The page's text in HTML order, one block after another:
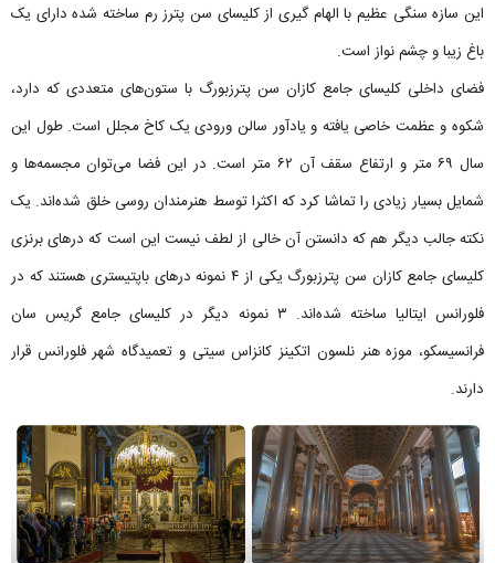
این سازه سنگی عظیم با الهام گیری از کلیسای سن پترز رم ساخته شده دارای یک
باغ زیبا و چشم نواز است.
فضای داخلی کلیسای جامع کازان سن پترزبورگ با ستون‌های متعددی که دارد،
شکوه و عظمت خاصی یافته و یادآور سالن ورودی یک کاخ مجلل است. طول این
سال ۶۹ متر و ارتفاع سقف آن ۶۲ متر است. در این فضا می‌توان مجسمه‌ها و
شمایل بسیار زیادی را تماشا کرد که اکثرا توسط هنرمندان روسی خلق شده‌اند. یک
نکته جالب دیگر هم که دانستن آن خالی از لطف نیست این است که درهای برنزی
کلیسای جامع کازان سن پترزبورگ یکی از ۴ نمونه درهای باپتیستری هستند که در
فلورانس ایتالیا ساخته شده‌اند. ۳ نمونه دیگر در کلیسای جامع گریس سان
فرانسیسکو، موزه هنر نلسون اتکینز کانزاس سیتی و تعمیدگاه شهر فلورانس قرار
دارند.